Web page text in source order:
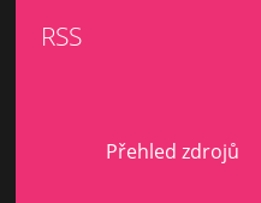
RSS
Přehled zdrojů